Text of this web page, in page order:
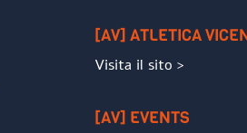
[AV] ATLETICA
Visita il sito >
[AV] EVENTS